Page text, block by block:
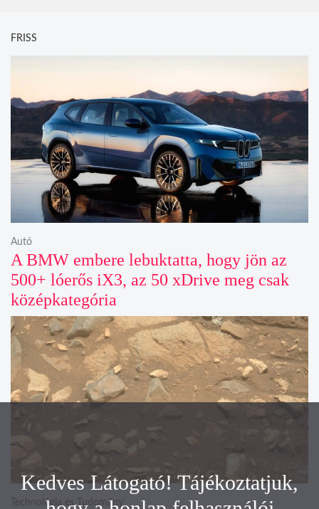
FRISS
A BMW embere lebuktatta, hogy jön az
500+ lóerős iX3, az 50 xDrive meg csak
középkategória
Autó
Technológia és Tudomány
Kedves Látogató! Tájékoztatjuk,